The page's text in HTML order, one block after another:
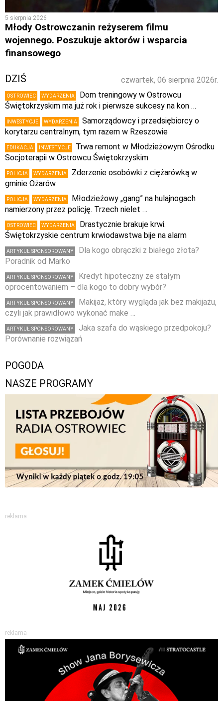
5 sierpnia 2026
Młody Ostrowczanin reżyserem filmu
wojennego. Poszukuje aktorów i wsparcia
finansowego
czwartek, 06 sierpnia 2026r.
DZIŚ
OSTROWIEC WYDARZENIA
Dom treningowy w Ostrowcu
Świętokrzyskim ma już rok i pierwsze sukcesy na kon …
INWESTYCJE WYDARZENIA
Samorządowcy i przedsiębiorcy o
korytarzu centralnym, tym razem w Rzeszowie
EDUKACJA INWESTYCJE
Trwa remont w Młodzieżowym Ośrodku
Socjoterapii w Ostrowcu Świętokrzyskim
POLICJA WYDARZENIA
Zderzenie osobówki z ciężarówką w
gminie Ożarów
POLICJA WYDARZENIA
Młodzieżowy „gang” na hulajnogach
namierzony przez policję. Trzech nielet …
OSTROWIEC WYDARZENIA
Drastycznie brakuje krwi.
Świętokrzyskie centrum krwiodawstwa bije na alarm
ARTYKUŁ SPONSOROWANY
Dla kogo obrączki z białego złota?
Poradnik od Marko
ARTYKUŁ SPONSOROWANY
Kredyt hipoteczny ze stałym
oprocentowaniem – dla kogo to dobry wybór?
ARTYKUŁ SPONSOROWANY
Makijaż, który wygląda jak bez makijażu,
czyli jak prawidłowo wykonać make …
ARTYKUŁ SPONSOROWANY
Jaka szafa do wąskiego przedpokoju?
Porównanie rozwiązań
POGODA
NASZE PROGRAMY
reklama
reklama